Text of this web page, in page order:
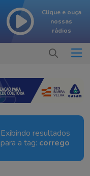
Clique e ouça
nossas
rádios
Exibindo resultados
para a tag: corrego